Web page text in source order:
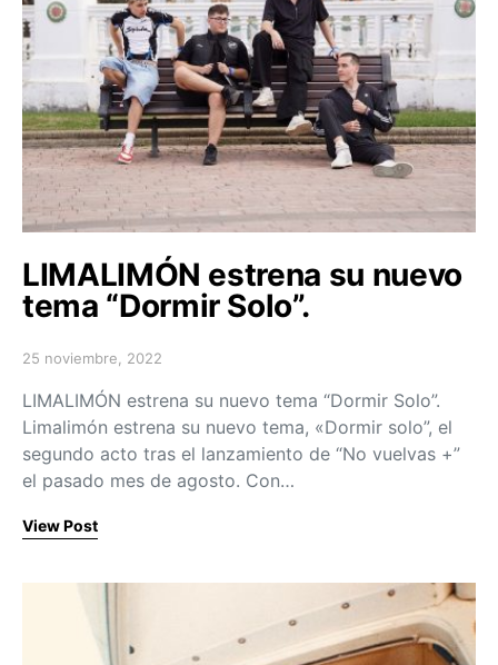
LIMALIMÓN estrena su nuevo
tema “Dormir Solo”.
Posted on
25 noviembre, 2022
LIMALIMÓN estrena su nuevo tema “Dormir Solo”.
Limalimón estrena su nuevo tema, «Dormir solo”, el
segundo acto tras el lanzamiento de “No vuelvas +”
el pasado mes de agosto. Con…
View Post